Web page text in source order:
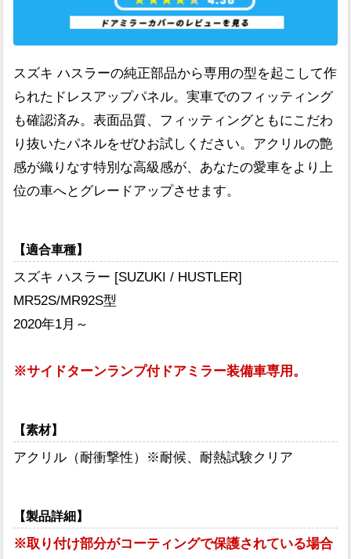
スズキ ハスラーの純正部品から専用の型を起こして作
られたドレスアップパネル。実車でのフィッティング
も確認済み。表面品質、フィッティングともにこだわ
り抜いたパネルをぜひお試しください。アクリルの艶
感が織りなす特別な高級感が、あなたの愛車をより上
位の車へとグレードアップさせます。
【適合車種】
スズキ ハスラー [SUZUKI / HUSTLER]
MR52S/MR92S型
2020年1月～
※サイドターンランプ付ドアミラー装備車専用。
【素材】
アクリル（耐衝撃性）※耐候、耐熱試験クリア
【製品詳細】
※取り付け部分がコーティングで保護されている場合